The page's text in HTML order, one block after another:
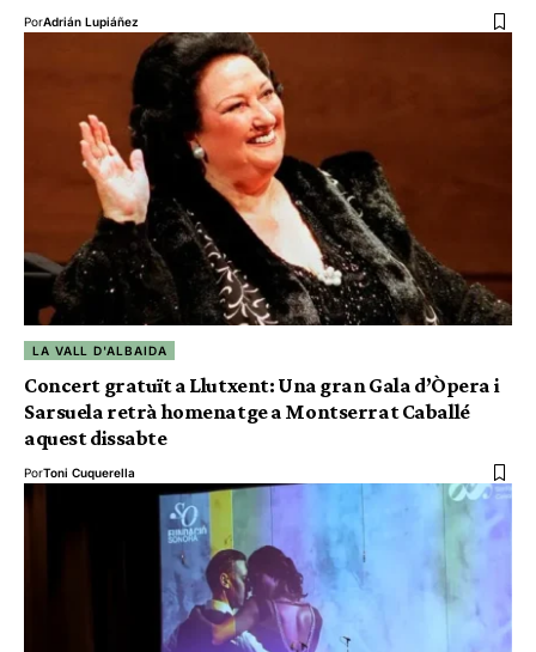
PorAdrián Lupiáñez
LA VALL D'ALBAIDA
Concert gratuït a Llutxent: Una gran Gala d’Òpera i
Sarsuela retrà homenatge a Montserrat Caballé
aquest dissabte
PorToni Cuquerella